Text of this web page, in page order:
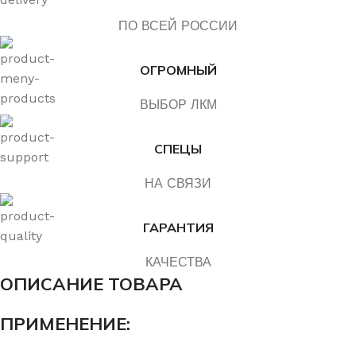
ПО ВСЕЙ РОССИИ
ОГРОМНЫЙ
ВЫБОР ЛКМ
СПЕЦЫ
НА СВЯЗИ
ГАРАНТИЯ
КАЧЕСТВА
ОПИСАНИЕ ТОВАРА
ПРИМЕНЕНИЕ: